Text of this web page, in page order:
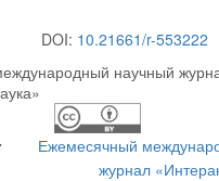
DOI: 10.21661/r-553222
Ежемесячный
журнал